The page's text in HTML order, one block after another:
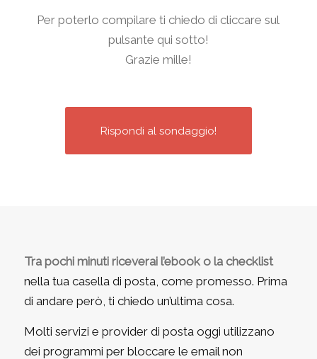
Per poterlo compilare ti chiedo di cliccare sul
pulsante qui sotto!
Grazie mille!
Rispondi al sondaggio!
Tra pochi minuti riceverai l’ebook o la checklist
nella tua casella di posta, come promesso. Prima
di andare però, ti chiedo un’ultima cosa.
Molti servizi e provider di posta oggi utilizzano
dei programmi per bloccare le email non